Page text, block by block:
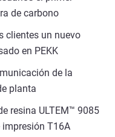
de carbono
clientes un nuevo
en PEKK
de la
planta
resina ULTEM™ 9085
T16A